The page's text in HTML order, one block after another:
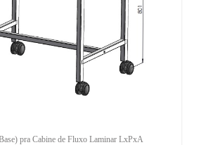
pra Cabine de Fluxo Laminar LxPxA